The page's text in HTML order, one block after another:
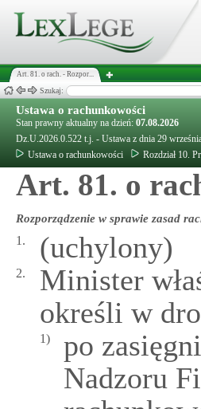
Art. 81. o rach. - Rozpor...
Szukaj:
Ustawa o rachunkowości
Stan prawny aktualny na dzień: 07.08.2026
Dz.U.2026.0.522 t.j. - Ustawa z dnia 29
Ustawa o rachunkowości
Rozdział 10.
Art. 81. o
Rozporządzenie w sprawie zasad
1. (uchylony)
2.
Minister
określi w
1)
po
Nadzoru